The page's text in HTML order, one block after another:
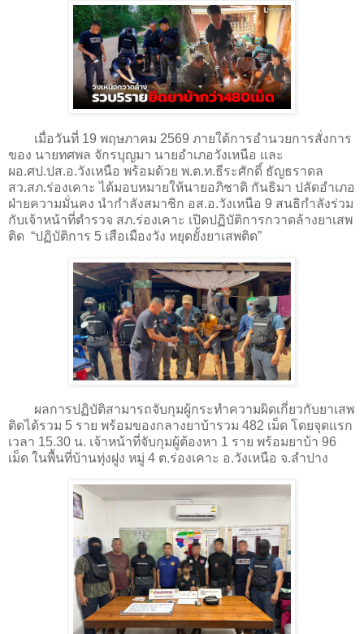
เมื่อวันที่ 19 พฤษภาคม 2569 ภายใต้การอำนวยการสั่งการ
ของ นายทศพล จักรบุญมา นายอำเภอวังเหนือ และ
ผอ.ศป.ปส.อ.วังเหนือ พร้อมด้วย พ.ต.ท.ธีระศักดิ์ ธัญธราดล
สว.สภ.ร่องเคาะ ได้มอบหมายให้นายอภิชาติ กันธิมา ปลัดอำเภอ
ฝ่ายความมั่นคง นำกำลังสมาชิก อส.อ.วังเหนือ 9 สนธิกำลังร่วม
กับเจ้าหน้าที่ตำรวจ สภ.ร่องเคาะ เปิดปฏิบัติการกวาดล้างยาเสพ
ติด “ปฏิบัติการ 5 เสือเมืองวัง หยุดยั้งยาเสพติด”
ผลการปฏิบัติสามารถจับกุมผู้กระทำความผิดเกี่ยวกับยาเสพ
ติดได้รวม 5 ราย พร้อมของกลางยาบ้ารวม 482 เม็ด โดยจุดแรก
เวลา 15.30 น. เจ้าหน้าที่จับกุมผู้ต้องหา 1 ราย พร้อมยาบ้า 96
เม็ด ในพื้นที่บ้านทุ่งฝูง หมู่ 4 ต.ร่องเคาะ อ.วังเหนือ จ.ลำปาง